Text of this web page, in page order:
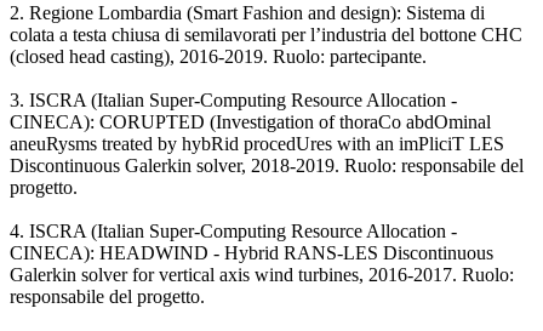
2. Regione Lombardia (Smart Fashion and design): Sistema di
colata a testa chiusa di semilavorati per l’industria del bottone CHC
(closed head casting), 2016-2019. Ruolo: partecipante.
3. ISCRA (Italian Super-Computing Resource Allocation -
CINECA): CORUPTED (Investigation of thoraCo abdOminal
aneuRysms treated by hybRid procedUres with an imPliciT LES
Discontinuous Galerkin solver, 2018-2019. Ruolo: responsabile del
progetto.
4. ISCRA (Italian Super-Computing Resource Allocation -
CINECA): HEADWIND - Hybrid RANS-LES Discontinuous
Galerkin solver for vertical axis wind turbines, 2016-2017. Ruolo:
responsabile del progetto.